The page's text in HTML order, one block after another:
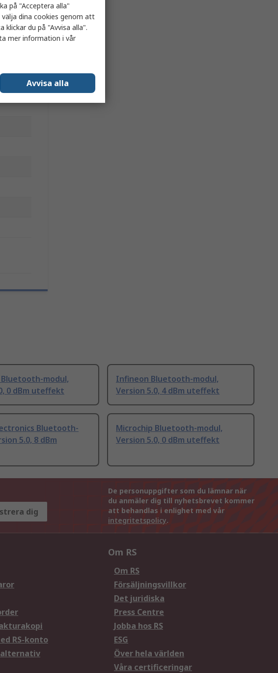
Bluetooth-modul,
0 dBm uteffekt
Infineon Bluetooth-modul,
Version 5.0, 4 dBm uteffekt
Bluetooth-
5.0, 8 dBm
Microchip Bluetooth-modul,
Version 5.0, 0 dBm uteffekt
dig
De personuppgifter som du lämnar när
du anmäler dig till nyhetsbrevet kommer
att behandlas i enlighet med vår
integritetspolicy.
RS-konto
Om RS
Om RS
Försäljningsvillkor
Det juridiska
Press Centre
Jobba hos RS
ESG
Över hela världen
Våra certificeringar
på "Acceptera alla"
välja dina cookies genom att
du på "Avvisa alla".
mer information i vår
Avvisa alla